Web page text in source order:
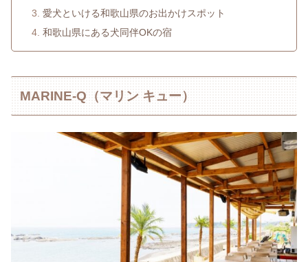
愛犬といける和歌山県のお出かけスポット
和歌山県にある犬同伴OKの宿
MARINE-Q（マリン キュー）